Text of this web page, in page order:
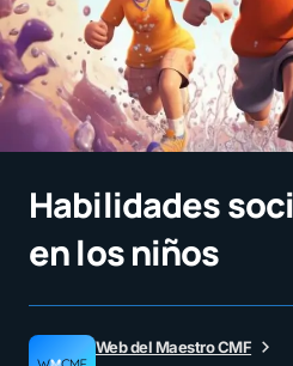
Habilidades
en los niños
Web del Maestro CMF